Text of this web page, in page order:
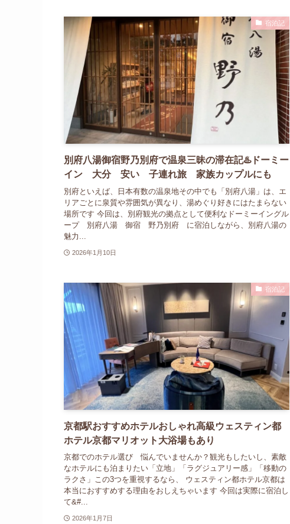
宿泊記
別府八湯御宿野乃別府で温泉三昧の滞在記♨️ドーミー
イン 大分 安い 子連れ旅 家族カップルにも
別府といえば、日本有数の温泉地その中でも「別府八湯」は、エ
リアごとに泉質や雰囲気が異なり、湯めぐり好きにはたまらない
場所です 今回は、別府観光の拠点として便利なドーミーイングル
ープ 別府八湯 御宿 野乃別府 に宿泊しながら、別府八湯の
魅力...
2026年1月10日
宿泊記
京都駅おすすめホテルおしゃれ高級ウェスティン都
ホテル京都マリオット大浴場もあり
京都でのホテル選び 悩んでいませんか？観光もしたいし、素敵
なホテルにも泊まりたい「立地」「ラグジュアリー感」「移動の
ラクさ」この3つを重視するなら、 ウェスティン都ホテル京都は
本当におすすめする理由をおしえちゃいます 今回は実際に宿泊し
て&#...
2026年1月7日